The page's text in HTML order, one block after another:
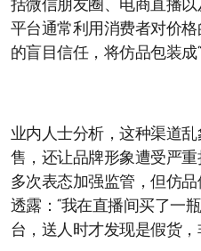
括微信朋友圈、电商直播
平台通常利用消费者对价格
的盲目信任，将仿品包装成“
业内人士分析，这种渠道
售，还让品牌形象遭受严
多次表态加强监管，但仿
透露：“我在直播间买了一
台，送人时才发现是假货，